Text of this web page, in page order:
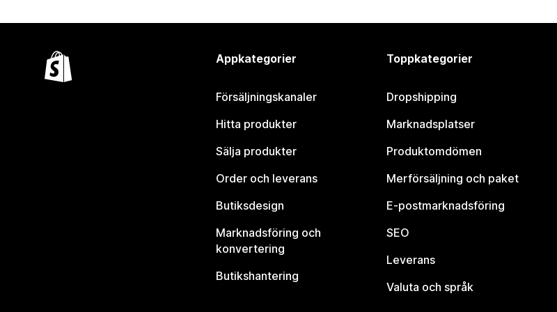
Appkategorier
Försäljningskanaler
Hitta produkter
Sälja produkter
Order och leverans
Butiksdesign
Marknadsföring och
konvertering
Butikshantering
Toppkategorier
Dropshipping
Marknadsplatser
Produktomdömen
Merförsäljning och paket
E-postmarknadsföring
SEO
Leverans
Valuta och språk